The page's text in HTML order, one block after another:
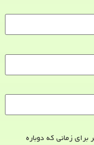
زمانی که دوباره